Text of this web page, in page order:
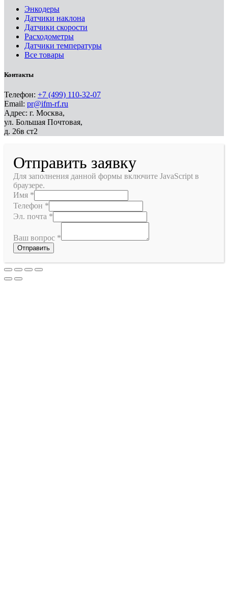
Энкодеры
Датчики наклона
Датчики скорости
Расходометры
Датчики температуры
Все товары
Контакты
Телефон: +7 (499) 110-32-07
Email: pr@ifm-rf.ru
Адрес: г. Москва,
ул. Большая Почтовая,
д. 26в ст2
Отправить заявку
Для заполнения данной формы включите JavaScript в
браузере.
Имя *
Телефон *
Эл. почта *
Ваш вопрос *
Отправить